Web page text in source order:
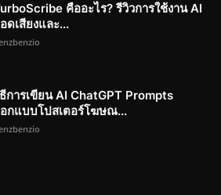
คืออะไร? รีวิวการใช้งาน AI
ดเสียงและ...
การเขียน AI ChatGPT Prompts
กแบบโปสเตอร์โฆษณ...